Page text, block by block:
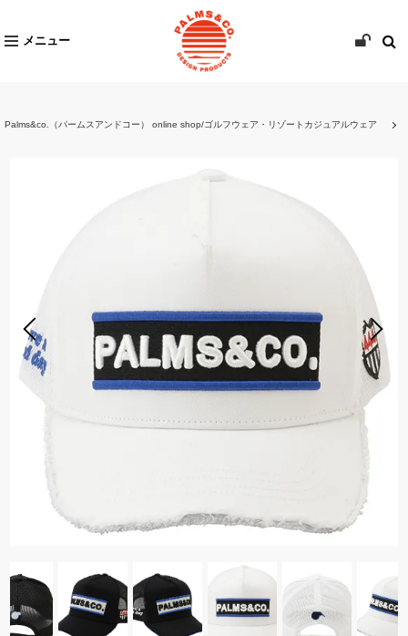
メニュー
Palms&co.（パームスアンドコー） online shop/ゴルフウェア・リゾートカジュアルウェア